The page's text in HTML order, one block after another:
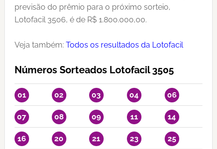
previsão do prêmio para o próximo sorteio,
Lotofacil 3506, é de R$ 1.800.000,00.
Veja também: Todos os resultados da Lotofacil
Números Sorteados Lotofacil 3505
01 02 03 04 06
07 08 09 11 14
16 20 21 23 25